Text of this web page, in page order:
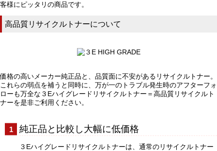
客様にピッタリの商品です。
高品質リサイクルトナーについて
価格の高いメーカー純正品と、品質面に不安があるリサイクルトナー。
これらの弱点を補うと同時に、万が一のトラブル発生時のアフターフォ
ローも万全な３Eハイグレードリサイクルトナー＝高品質リサイクルト
ナーを是非ご利用ください。
純正品と比較し大幅に低価格
３Eハイグレードリサイクルトナーは、通常のリサイクルトナー